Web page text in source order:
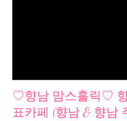
♡향남 맘스홀릭♡
표카페 (향남 & 향남